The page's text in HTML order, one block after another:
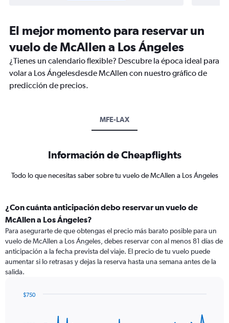
El mejor momento para reservar un
vuelo de McAllen a Los Ángeles
¿Tienes un calendario flexible? Descubre la época ideal para
volar a Los Ángelesdesde McAllen con nuestro gráfico de
predicción de precios.
MFE-LAX
Información de Cheapflights
Todo lo que necesitas saber sobre tu vuelo de McAllen a Los Ángeles
¿Con cuánta anticipación debo reservar un vuelo de
McAllen a Los Ángeles?
Para asegurarte de que obtengas el precio más barato posible para un
vuelo de McAllen a Los Ángeles, debes reservar con al menos 81 días de
anticipación a la fecha prevista del viaje. El precio de tu vuelo puede
aumentar si lo retrasas y dejas la reserva hasta una semana antes de la
salida.
$750